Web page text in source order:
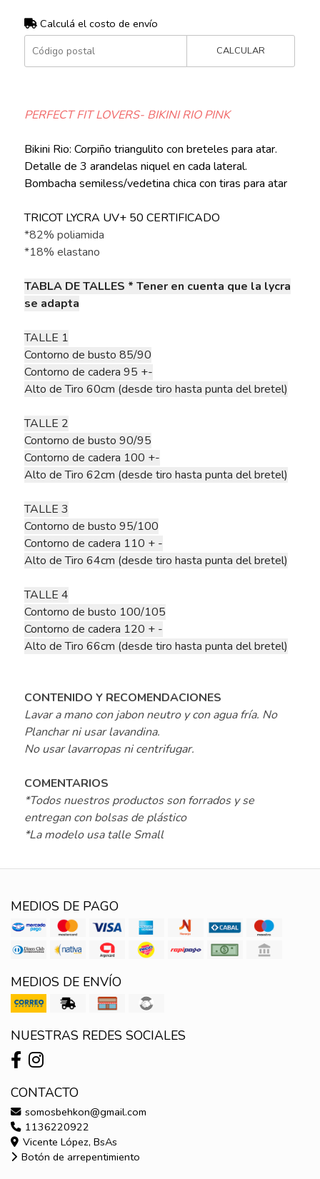
Calculá el costo de envío
CALCULAR
PERFECT FIT LOVERS- BIKINI RIO PINK
Bikini Rio: Corpiño triangulito con breteles para atar.
Detalle de 3 arandelas niquel en cada lateral.
Bombacha semiless/vedetina chica con tiras para atar
TRICOT LYCRA UV+ 50 CERTIFICADO
*82% poliamida
*18% elastano
TABLA DE TALLES * Tener en cuenta que la lycra
se adapta
TALLE 1
Contorno de busto 85/90
Contorno de cadera 95 +-
Alto de Tiro 60cm (desde tiro hasta punta del bretel)
TALLE 2
Contorno de busto 90/95
Contorno de cadera 100 +-
Alto de Tiro 62cm (desde tiro hasta punta del bretel)
TALLE 3
Contorno de busto 95/100
Contorno de cadera 110 + -
Alto de Tiro 64cm (desde tiro hasta punta del bretel)
TALLE 4
Contorno de busto 100/105
Contorno de cadera 120 + -
Alto de Tiro 66cm (desde tiro hasta punta del bretel)
CONTENIDO Y RECOMENDACIONES
Lavar a mano con jabon neutro y con agua fría. No
Planchar ni usar lavandina.
No usar lavarropas ni centrifugar.
COMENTARIOS
*Todos nuestros productos son forrados y se
entregan con bolsas de plástico
*La modelo usa talle Small
MEDIOS DE PAGO
MEDIOS DE ENVÍO
NUESTRAS REDES SOCIALES
CONTACTO
somosbehkon@gmail.com
1136220922
Vicente López, BsAs
Botón de arrepentimiento